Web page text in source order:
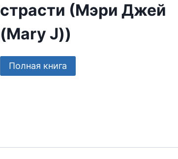
страсти (Мэри Джей
(Mary J))
Полная книга